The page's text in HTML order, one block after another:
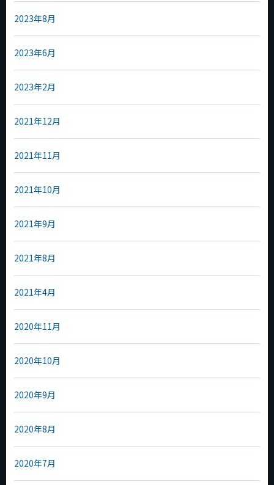
2023年8月
2023年6月
2023年2月
2021年12月
2021年11月
2021年10月
2021年9月
2021年8月
2021年4月
2020年11月
2020年10月
2020年9月
2020年8月
2020年7月